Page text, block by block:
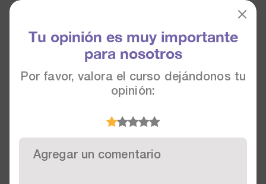
Tu opinión es muy importante
para nosotros
Por favor, valora el curso dejándonos tu
opinión: